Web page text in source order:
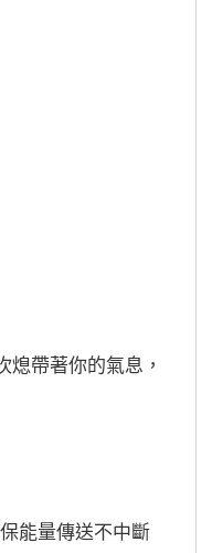
帶著你的氣息，
保能量傳送不中斷